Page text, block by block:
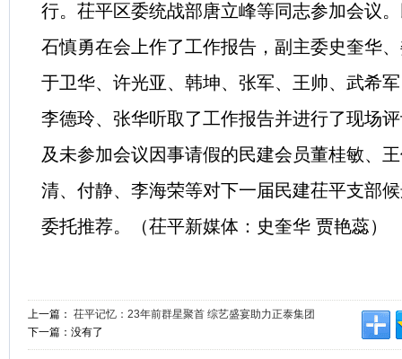
行。茌平区委统战部唐立峰等同志参加会议
石慎勇在会上作了工作报告，副主委史奎华
于卫华、许光亚、韩坤、张军、王帅、武希
李德玲、张华听取了工作报告并进行了现场
及未参加会议因事请假的民建会员董桂敏、
清、付静、李海荣等对下一届民建茌平支部
委托推荐。（茌平新媒体：史奎华 贾艳蕊）
上一篇： 茌平记忆：23年前群星聚首 综艺盛宴助力正泰集团
下一篇：没有了